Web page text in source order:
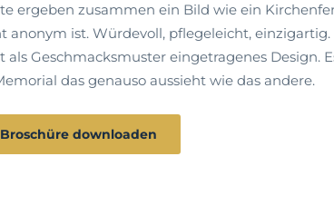
ergeben zusammen ein Bild wie ein
anonym ist. Würdevoll, pflegeleicht, einzigartig.
als Geschmacksmuster eingetragenes Design.
das genauso aussieht wie das andere.
downloaden